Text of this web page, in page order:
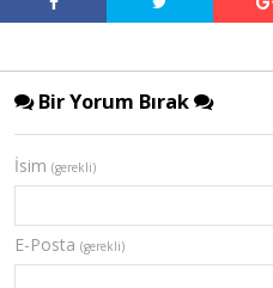
Bir Yorum Bırak
İsim (gerekli)
E-Posta (gerekli)